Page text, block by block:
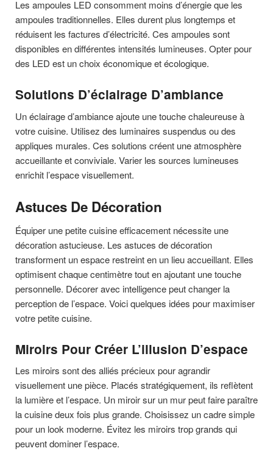
Les ampoules LED consomment moins d’énergie que les
ampoules traditionnelles. Elles durent plus longtemps et
réduisent les factures d’électricité. Ces ampoules sont
disponibles en différentes intensités lumineuses. Opter pour
des LED est un choix économique et écologique.
Solutions D’éclairage D’ambiance
Un éclairage d’ambiance ajoute une touche chaleureuse à
votre cuisine. Utilisez des luminaires suspendus ou des
appliques murales. Ces solutions créent une atmosphère
accueillante et conviviale. Varier les sources lumineuses
enrichit l’espace visuellement.
Astuces De Décoration
Équiper une petite cuisine efficacement nécessite une
décoration astucieuse. Les astuces de décoration
transforment un espace restreint en un lieu accueillant. Elles
optimisent chaque centimètre tout en ajoutant une touche
personnelle. Décorer avec intelligence peut changer la
perception de l’espace. Voici quelques idées pour maximiser
votre petite cuisine.
Miroirs Pour Créer L’illusion D’espace
Les miroirs sont des alliés précieux pour agrandir
visuellement une pièce. Placés stratégiquement, ils reflètent
la lumière et l’espace. Un miroir sur un mur peut faire paraître
la cuisine deux fois plus grande. Choisissez un cadre simple
pour un look moderne. Évitez les miroirs trop grands qui
peuvent dominer l’espace.